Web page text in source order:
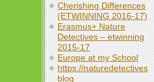
Cherishing Differences
(ETWINNING 2016-17)
Erasmus+ Nature
Detectives – etwinning
2015-17
Europe at my School
https://naturedetectives
blog